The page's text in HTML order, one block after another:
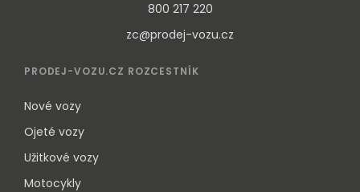
800 217 220
zc@prodej-vozu.cz
PRODEJ-VOZU.CZ ROZCESTNÍK
Nové vozy
Ojeté vozy
Užitkové vozy
Motocykly